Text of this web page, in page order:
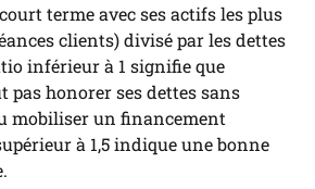
terme avec ses actifs les plus
clients) divisé par les dettes
inférieur à 1 signifie que
pas honorer ses dettes sans
mobiliser un financement
à 1,5 indique une bonne